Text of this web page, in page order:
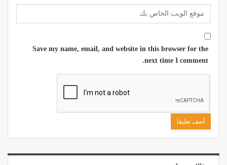
Save my name, email, and website in this browser for the
next time I comment.